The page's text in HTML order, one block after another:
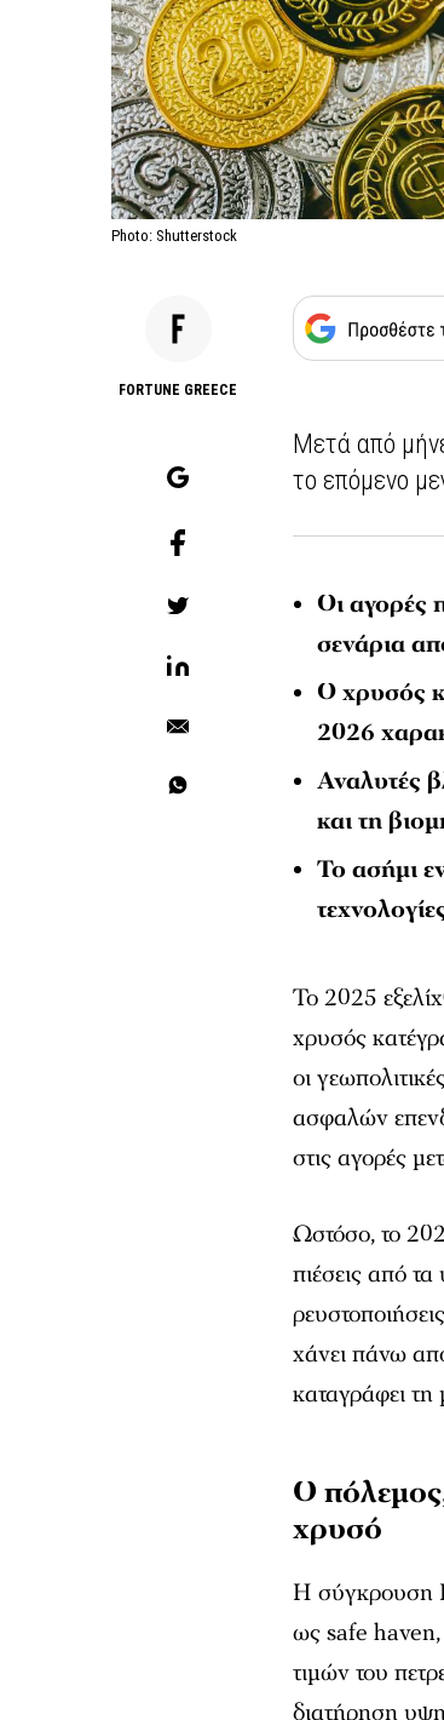
Photo: Shutterstock
FORTUNE GREECE
Μετά από
το επόμενο
Οι αγορές
σενάρια
Ο χρυσός
2026
Αναλυτές
και τη
Το ασήμι
Το 2025
χρυσός
οι
ασφαλών
στις αγορές
Ωστόσο, το
πιέσεις από
χάνει πάνω
καταγράφει
Ο
χρυσό
Η σύγκρουση
ως safe
τιμών του
διατήρηση